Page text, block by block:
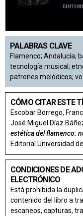
PALABRAS CLAVE
Flamenco; Andalucía;
tecnología musical;
patrones melódicos;
CÓMO CITAR ESTE
Escobar Borrego,
José Miguel Díaz
estética del flamenco:
Editorial Universidad
CONDICIONES DE
ELECTRÓNICO
Está prohibida la
contenido del libro a
escaneos, capturas,